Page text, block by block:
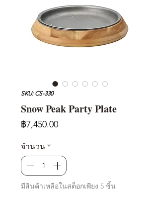
SKU: CS-330
Snow Peak Party Plate
฿7,450.00ราคา
จำนวน *
มีสินค้าเหลือในสต็อกเพียง 5 ชิ้น